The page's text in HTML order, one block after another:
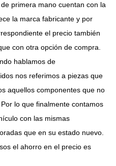
primera mano cuentan con la
la marca fabricante y por
el precio también
con otra opción de compra.
hablamos de
nos referimos a piezas que
aquellos componentes que no
lo que finalmente contamos
con las mismas
que en su estado nuevo.
el ahorro en el precio es